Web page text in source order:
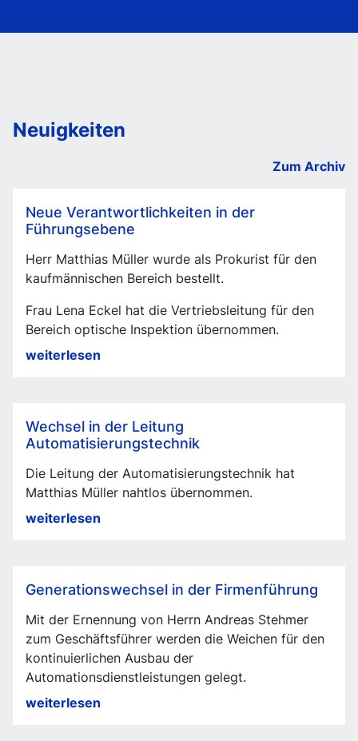
Neuigkeiten
Zum Archiv
Neue Verantwortlichkeiten in der
Führungsebene
Herr Matthias Müller wurde als Prokurist für den
kaufmännischen Bereich bestellt.
Frau Lena Eckel hat die Vertriebsleitung für den
Bereich optische Inspektion übernommen.
weiterlesen
Führungsebene
Wechsel in der Leitung
Automatisierungstechnik
Die Leitung der Automatisierungstechnik hat
Matthias Müller nahtlos übernommen.
weiterlesen
Automatisierungstechnik
Generationswechsel in der Firmenführung
Mit der Ernennung von Herrn Andreas Stehmer
zum Geschäftsführer werden die Weichen für den
kontinuierlichen Ausbau der
Automationsdienstleistungen gelegt.
weiterlesen